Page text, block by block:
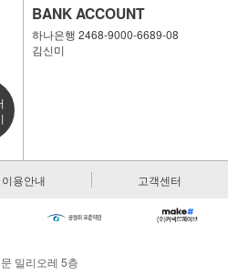
BANK ACCOUNT
하나은행 2468-9000-6689-08
김신미
이용안내 고객센터
밀리오레 5층